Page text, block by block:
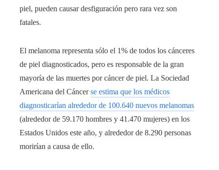
piel, pueden causar desfiguración pero rara vez son
fatales.
El melanoma representa sólo el 1% de todos los cánceres
de piel diagnosticados, pero es responsable de la gran
mayoría de las muertes por cáncer de piel. La Sociedad
Americana del Cáncerse estima que los médicos
diagnosticarían alrededor de 100.640 nuevos melanomas
(alrededor de 59.170 hombres y 41.470 mujeres) en los
Estados Unidos este año, y alrededor de 8.290 personas
morirían a causa de ello.